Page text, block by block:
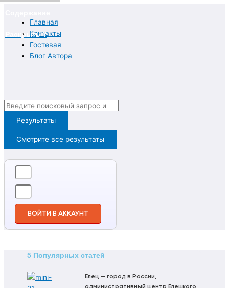
к
содержимому
Главная
Контакты
Гостевая
Блог Автора
Search
Результаты
Смотрите все результаты
ВОЙТИ В АККАУНТ
Раскрыть ?
5 Популярных статей
Елец — город в России,